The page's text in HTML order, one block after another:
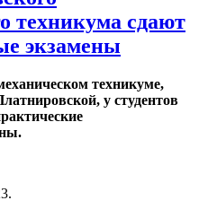
техникума сдают
экзамены
техникуме,
у студентов
.